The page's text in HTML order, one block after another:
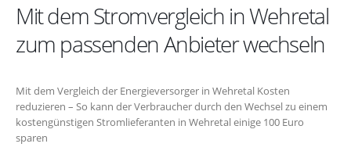
Mit dem Stromvergleich in Wehretal
zum passenden Anbieter wechseln
Mit dem Vergleich der Energieversorger in Wehretal Kosten
reduzieren – So kann der Verbraucher durch den Wechsel zu einem
kostengünstigen Stromlieferanten in Wehretal einige 100 Euro
sparen